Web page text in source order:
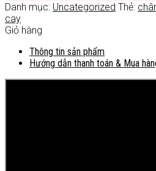
Danh mục: Uncategorized Thẻ:
cay
Giỏ hàng
Thông tin sản phẩm
Hướng dẫn thanh toán & Mua